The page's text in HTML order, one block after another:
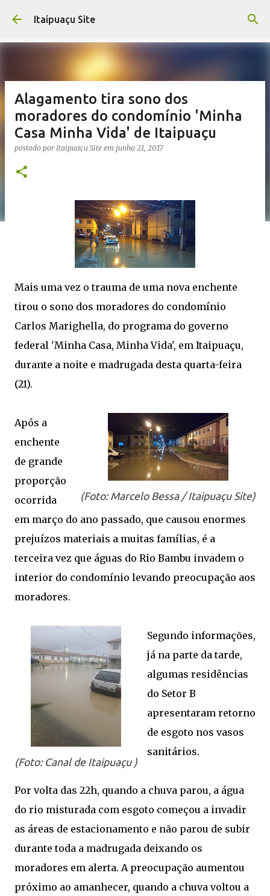
Pular para o conteúdo principal
Itaipuaçu Site
Alagamento tira sono dos
moradores do condomínio 'Minha
Casa Minha Vida' de Itaipuaçu
postado por Itaipuaçu Site em junho 21, 2017
Mais uma vez o trauma de uma nova enchente
tirou o sono dos moradores do condomínio
Carlos Marighella, do programa do governo
federal 'Minha Casa, Minha Vida', em Itaipuaçu,
durante a noite e madrugada desta quarta-feira
(21).
(Foto: Marcelo Bessa / Itaipuaçu Site)
Após a
enchente
de grande
proporção
ocorrida
em março do ano passado, que causou enormes
prejuízos materiais a muitas famílias, é a
terceira vez que águas do Rio Bambu invadem o
interior do condomínio levando preocupação aos
moradores.
(Foto: Canal de Itaipuaçu )
Segundo informações,
já na parte da tarde,
algumas residências
do Setor B
apresentaram retorno
de esgoto nos vasos
sanitários.
Por volta das 22h, quando a chuva parou, a água
do rio misturada com esgoto começou a invadir
as áreas de estacionamento e não parou de subir
durante toda a madrugada deixando os
moradores em alerta. A preocupação aumentou
próximo ao amanhecer, quando a chuva voltou a